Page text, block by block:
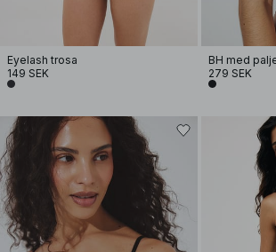
Eyelash trosa
149 SEK
279 SEK